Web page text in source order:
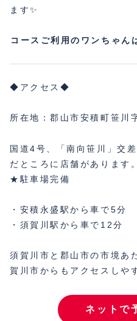
ます✨
コースご利用のワンちゃん
◆アクセス◆
所在地：郡山市安積町笹川
国道4号、「南向笹川」交
だところに店舗があります。
★駐車場完備
・安積永盛駅から車で5分
・須賀川駅から車で12分
須賀川市と郡山市の市境あ
賀川市からもアクセスしや
ネットで